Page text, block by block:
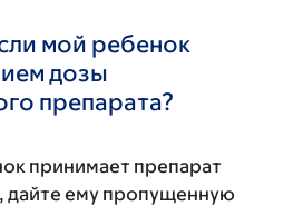
мой ребенок
дозы
препарата?
принимает препарат
дайте ему пропущенную